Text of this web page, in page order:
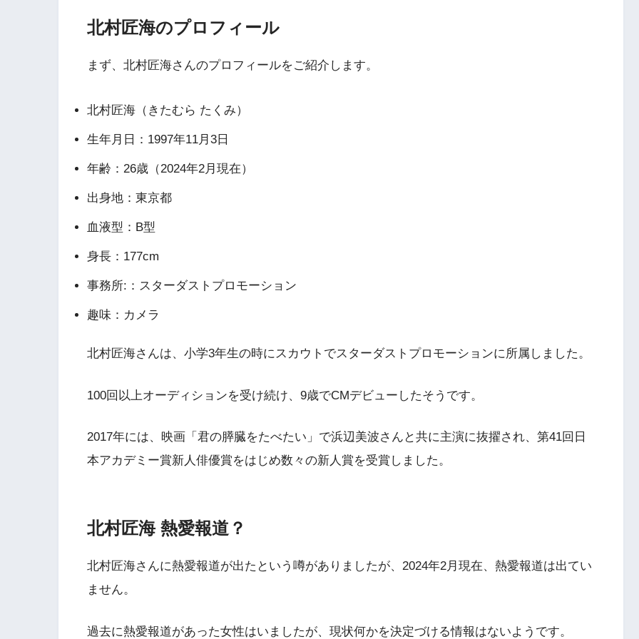
北村匠海のプロフィール
まず、北村匠海さんのプロフィールをご紹介します。
北村匠海（きたむら たくみ）
生年月日：1997年11月3日
年齢：26歳（2024年2月現在）
出身地：東京都
血液型：B型
身長：177cm
事務所:：スターダストプロモーション
趣味：カメラ
北村匠海さんは、小学3年生の時にスカウトでスターダストプロモーションに所属しました。
100回以上オーディションを受け続け、9歳でCMデビューしたそうです。
2017年には、映画「君の膵臓をたべたい」で浜辺美波さんと共に主演に抜擢され、第41回日
本アカデミー賞新人俳優賞をはじめ数々の新人賞を受賞しました。
北村匠海 熱愛報道？
北村匠海さんに熱愛報道が出たという噂がありましたが、2024年2月現在、熱愛報道は出てい
ません。
過去に熱愛報道があった女性はいましたが、現状何かを決定づける情報はないようです。